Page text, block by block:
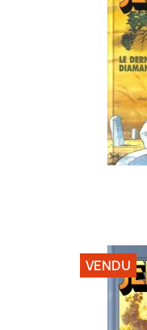
VENDU